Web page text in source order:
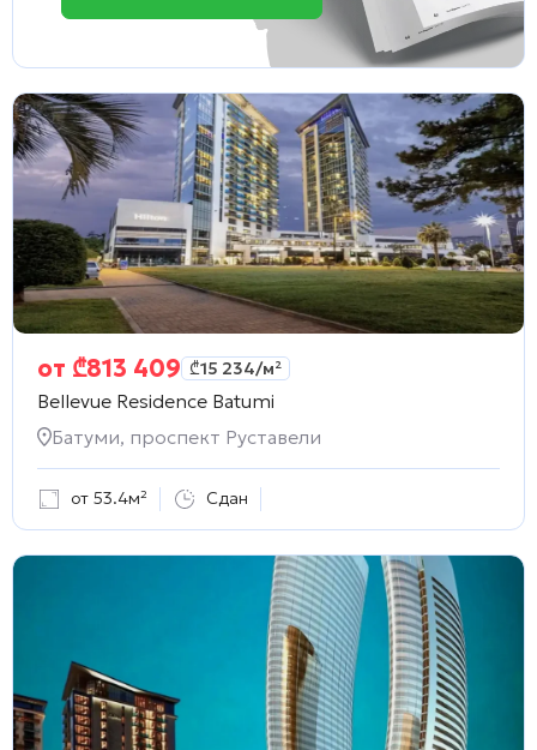
от ₾813 409 ₾15 234/м²
Bellevue Residence Batumi
Батуми, проспект Руставели
от 53.4м² Сдан